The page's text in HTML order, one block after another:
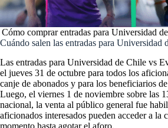
Cómo comprar entradas para Universidad
Cuándo salen las entradas para Universidad
Las entradas para Universidad de Chile vs
el jueves 31 de octubre para todos los
canje de abonados y para los beneficiarios
Luego, el viernes 1 de noviembre sobre las
nacional, la venta al público general fue
aficionados interesados pueden acceder a la